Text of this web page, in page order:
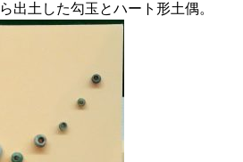
出土した勾玉とハート形土偶。